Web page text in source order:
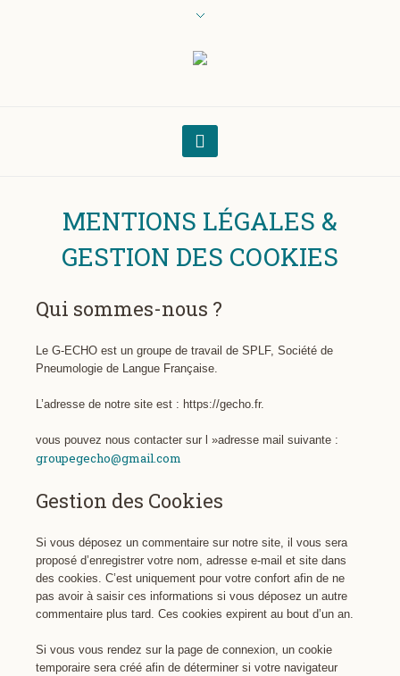
MENTIONS LÉGALES &
GESTION DES COOKIES
Qui sommes-nous ?
Le G-ECHO est un groupe de travail de SPLF, Société de
Pneumologie de Langue Française.
L’adresse de notre site est : https://gecho.fr.
vous pouvez nous contacter sur l »adresse mail suivante :
groupegecho@gmail.com
Gestion des Cookies
Si vous déposez un commentaire sur notre site, il vous sera
proposé d’enregistrer votre nom, adresse e-mail et site dans
des cookies. C’est uniquement pour votre confort afin de ne
pas avoir à saisir ces informations si vous déposez un autre
commentaire plus tard. Ces cookies expirent au bout d’un an.
Si vous vous rendez sur la page de connexion, un cookie
temporaire sera créé afin de déterminer si votre navigateur